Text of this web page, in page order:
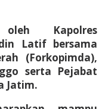
oleh Kapolres
Latif bersama
(Forkopimda),
serta Pejabat
Jatim.